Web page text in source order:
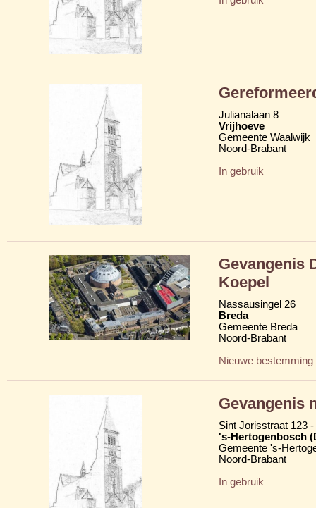
Julianalaan 8
Vrijhoeve
Gemeente Waalwijk
Noord-Brabant
In gebruik
Gevangenis
Koepel
Nassausingel 26
Breda
Gemeente Breda
Noord-Brabant
Nieuwe bestemming
Gevangenis
Sint Jorisstraat 123 -
's-Hertogenbosch
Gemeente 's-
Noord-Brabant
In gebruik